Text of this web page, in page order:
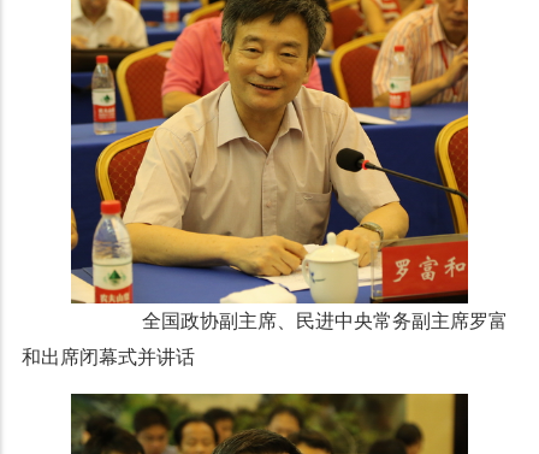
全国政协副主席、民进中央常务副主席罗富
和出席闭幕式并讲话